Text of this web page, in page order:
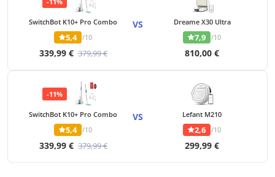
SwitchBot K10+ Pro Combo
5,4 /10
339,99 € 379,99 €
VS Dreame X30 Ultra
7,9 /10
810,00 €
-11%
SwitchBot K10+ Pro Combo
5,4 /10
339,99 € 379,99 €
VS Lefant M210
2,6 /10
299,99 €